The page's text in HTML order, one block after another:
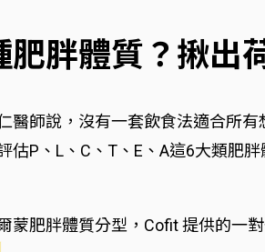
肥胖體質？揪出
醫師說，沒有一套飲食法適合所
估P、L、C、T、E、A這6大類肥
蒙肥胖體質分型，Cofit 提供的一